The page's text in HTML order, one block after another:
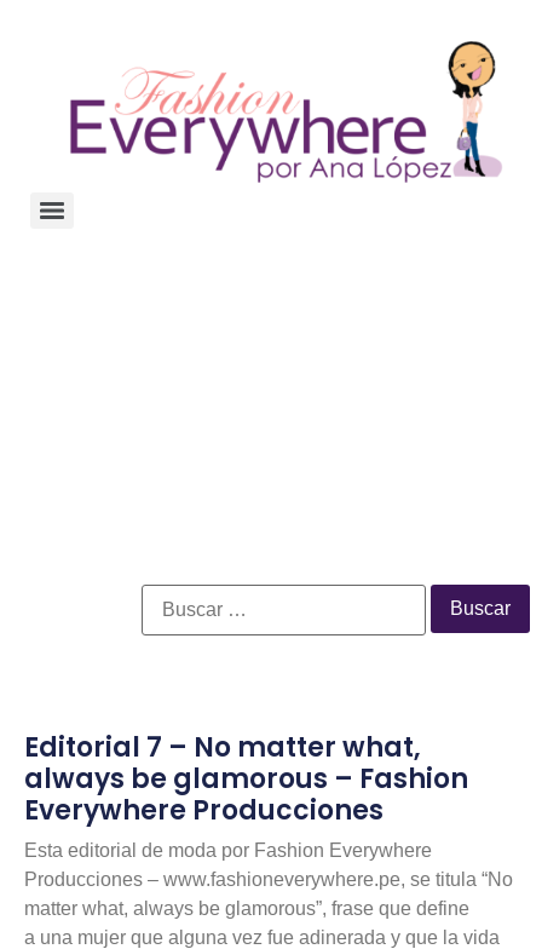
Editorial 7 – No matter what,
always be glamorous – Fashion
Everywhere Producciones
Esta editorial de moda por Fashion Everywhere
Producciones – www.fashioneverywhere.pe, se titula “No
matter what, always be glamorous”, frase que define
a una mujer que alguna vez fue adinerada y que la vida